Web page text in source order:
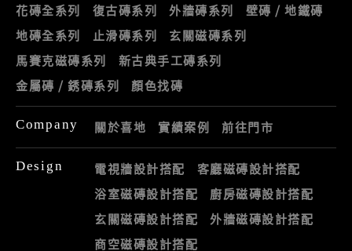
花磚全系列
復古磚系列 外牆磚系列
壁磚 / 地鐵磚
地磚全系列
止滑磚系列
玄關磁磚系列
馬賽克磁磚系列
新古典手工磚系列
金屬磚 / 銹磚系列
顏色找磚
Company 關於喜地 實績案例 前往門市
Design 電視牆設計搭配
客廳磁磚設計搭配
浴室磁磚設計搭配
廚房磁磚設計搭配
玄關磁磚設計搭配
外牆磁磚設計搭配
商空磁磚設計搭配